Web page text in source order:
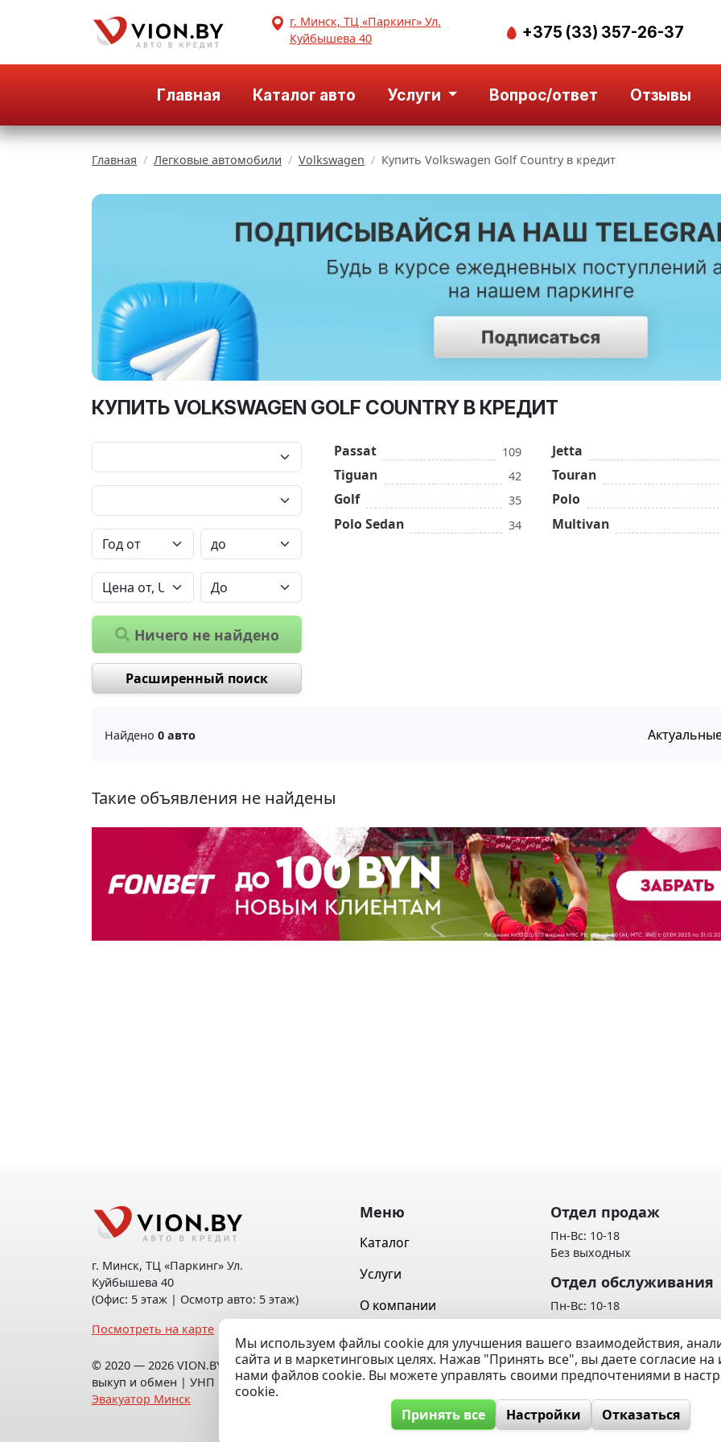
г. Минск, ТЦ «Паркинг» Ул.
Куйбышева 40
+375 (33) 357-26-37
Главная Каталог авто Услуги Вопрос/ответ Отзывы
Главная Легковые автомобили Volkswagen Купить Volkswagen Golf Country в кредит
КУПИТЬ VOLKSWAGEN GOLF COUNTRY В КРЕДИТ
Ничего не найдено
Расширенный поиск
Passat 109
Tiguan 42
Golf 35
Polo Sedan 34
Jetta
Touran
Polo
Multivan
Найдено 0 авто
Такие объявления не найдены
г. Минск, ТЦ «Паркинг» Ул.
Куйбышева 40
(Офис: 5 этаж | Осмотр авто: 5 этаж)
Посмотреть на карте
© 2020 — 2026 VION.BY — Продажа,
выкуп и обмен | УНП 192961100 |
Эвакуатор Минск
Меню
Каталог
Услуги
О компании
Контакты
Вопрос / Ответ
Отдел продаж
Пн-Вс: 10-18
Без выходных
Отдел обслуживания
Пн-Вс: 10-18
Без выходных
Политика обработки
данных
Мы используем файлы cookie для улучшения вашего взаимодействия,
сайта и в маркетинговых целях. Нажав "Принять все", вы даете согласие
нами файлов cookie. Вы можете управлять своими предпочтениями в
cookie.
Принять все
Настройки Отказаться